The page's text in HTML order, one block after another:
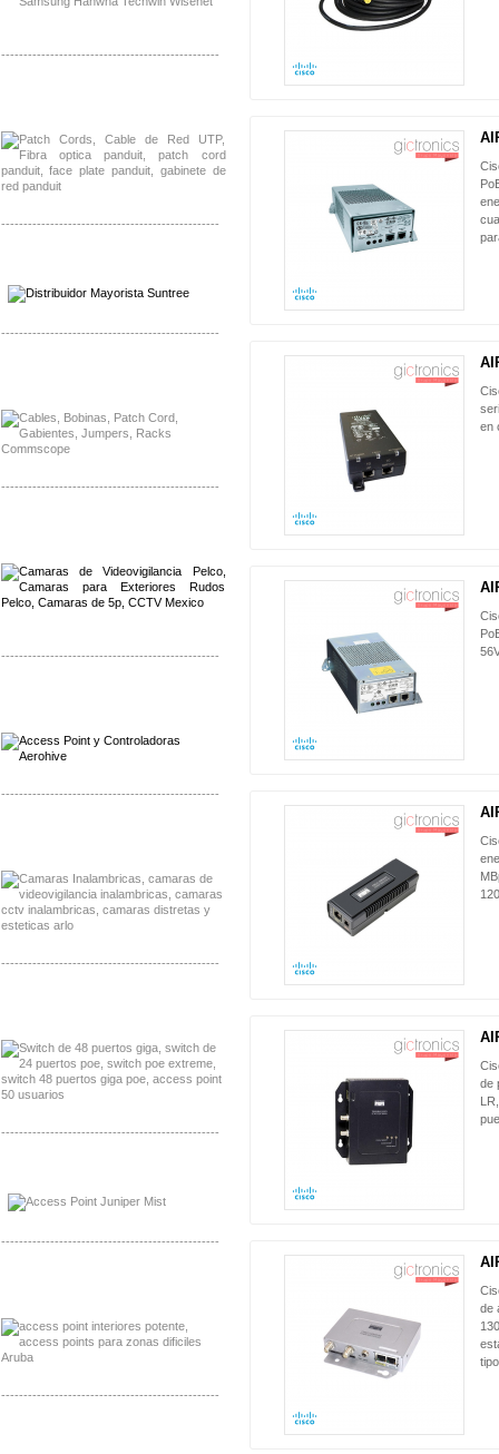
-------------------------------------------------
-------------------------------------------------
-------------------------------------------------
-------------------------------------------------
-------------------------------------------------
-------------------------------------------------
-------------------------------------------------
-------------------------------------------------
-------------------------------------------------
-------------------------------------------------
en
de
de